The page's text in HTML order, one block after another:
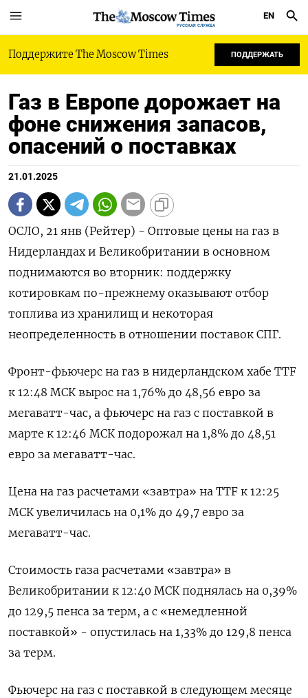
РУССКАЯ СЛУЖБА
EN
Поддержите The Moscow Times ПОДДЕРЖАТЬ
Газ в Европе дорожает на
фоне снижения запасов,
опасений о поставках
21.01.2025
ОСЛО, 21 янв (Рейтер) - Оптовые цены на газ в
Нидерландах и Великобритании в основном
поднимаются во вторник: поддержку
котировкам по-прежнему оказывают отбор
топлива из хранилищ и некоторая
неопределенность в отношении поставок СПГ.
Фронт-фьючерс на газ в нидерландском хабе TTF
к 12:48 МСК вырос на 1,76% до 48,56 евро за
мегаватт-час, а фьючерс на газ с поставкой в
марте к 12:46 МСК подорожал на 1,8% до 48,51
евро за мегаватт-час.
Цена на газ расчетами «завтра» на TTF к 12:25
МСК увеличилась на 0,1% до 49,7 евро за
мегаватт-час.
Стоимость газа расчетами «завтра» в
Великобритании к 12:40 МСК поднялась на 0,39%
до 129,5 пенса за терм, а с «немедленной
поставкой» - опустилась на 1,33% до 129,8 пенса
за терм.
Фьючерс на газ с поставкой в следующем месяце